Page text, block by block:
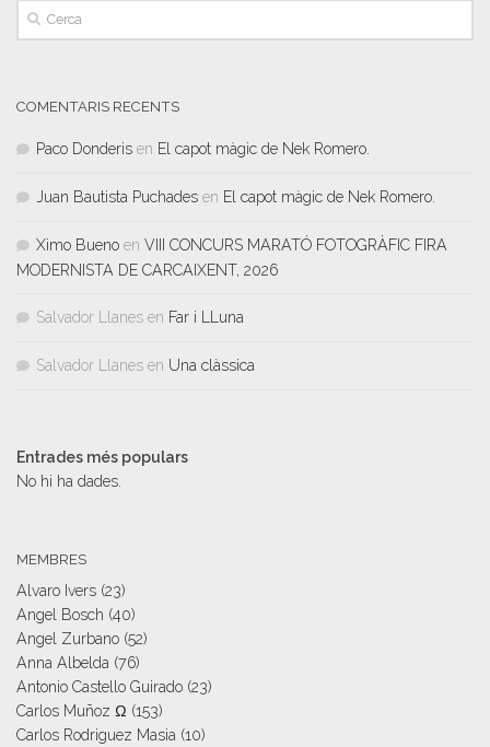
COMENTARIS RECENTS
Paco Donderis en El capot màgic de Nek Romero.
Juan Bautista Puchades en El capot màgic de Nek Romero.
Ximo Bueno en VIII CONCURS MARATÓ FOTOGRÀFIC FIRA
MODERNISTA DE CARCAIXENT, 2026
Salvador Llanes en Far i LLuna
Salvador Llanes en Una clàssica
Entrades més populars
No hi ha dades.
MEMBRES
Alvaro Ivers (23)
Angel Bosch (40)
Angel Zurbano (52)
Anna Albelda (76)
Antonio Castello Guirado (23)
Carlos Muñoz Ω (153)
Carlos Rodriguez Masia (10)